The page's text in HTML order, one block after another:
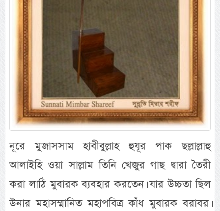
নূরে মুজাসসাম হাবীবুল্লাহ হুযূর পাক ছল্লাল্লাহু
আলাইহি ওয়া সাল্লাম তিনি খেজুর গাছ দ্বারা তৈরী
করা লাঠি মুবারক ব্যবহার করতেন। যার উচ্চতা ছিল
উনার মহাসম্মানিত মহাপবিত্র কাঁধ মুবারক বরাবর।